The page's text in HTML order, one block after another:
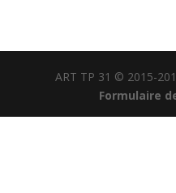
ART TP 31 © 2015-
Formulaire